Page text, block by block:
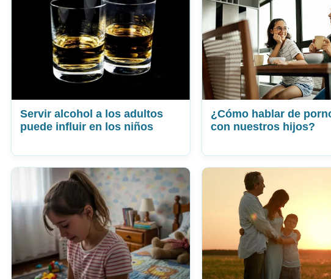
Servir alcohol a los adultos
puede influir en los niños
¿Cómo hablar de
con nuestros hijos?